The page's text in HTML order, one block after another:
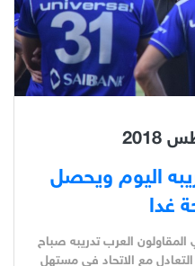
اليوم ويحصل
غدا
المقاولون العرب تدريبه صباح
مع الاتحاد في مستهل